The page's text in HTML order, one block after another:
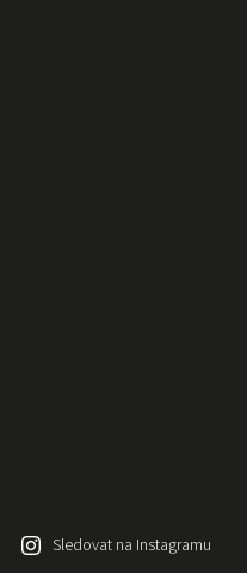
Sledovat na Instagramu